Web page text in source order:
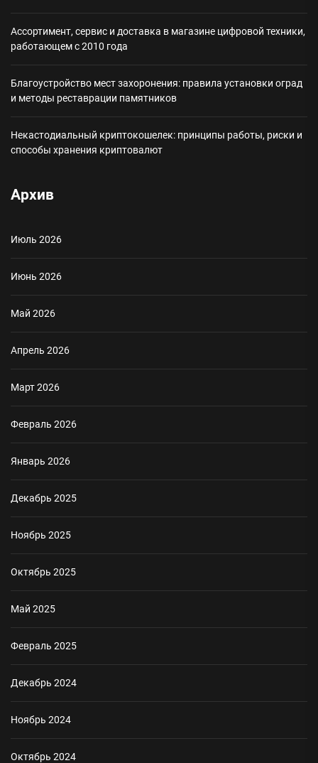
Ассортимент, сервис и доставка в магазине цифровой техники,
работающем с 2010 года
Благоустройство мест захоронения: правила установки оград
и методы реставрации памятников
Некастодиальный криптокошелек: принципы работы, риски и
способы хранения криптовалют
Архив
Июль 2026
Июнь 2026
Май 2026
Апрель 2026
Март 2026
Февраль 2026
Январь 2026
Декабрь 2025
Ноябрь 2025
Октябрь 2025
Май 2025
Февраль 2025
Декабрь 2024
Ноябрь 2024
Октябрь 2024